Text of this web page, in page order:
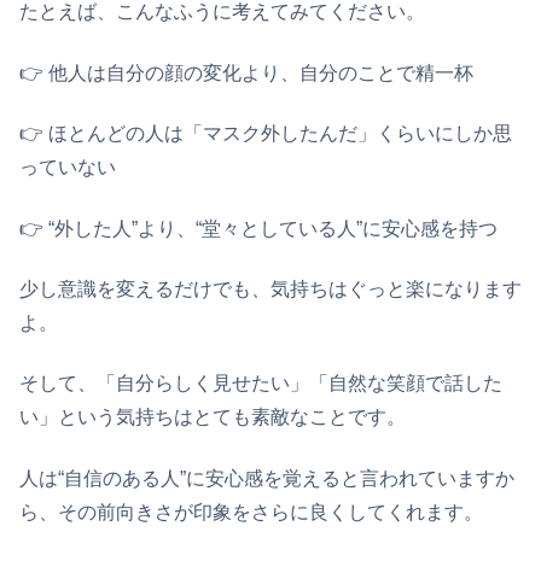
たとえば、こんなふうに考えてみてください。
👉️ 他人は自分の顔の変化より、自分のことで精一杯
👉️ ほとんどの人は「マスク外したんだ」くらいにしか思
っていない
👉️ “外した人”より、“堂々としている人”に安心感を持つ
少し意識を変えるだけでも、気持ちはぐっと楽になります
よ。
そして、「自分らしく見せたい」「自然な笑顔で話した
い」という気持ちはとても素敵なことです。
人は“自信のある人”に安心感を覚えると言われていますか
ら、その前向きさが印象をさらに良くしてくれます。